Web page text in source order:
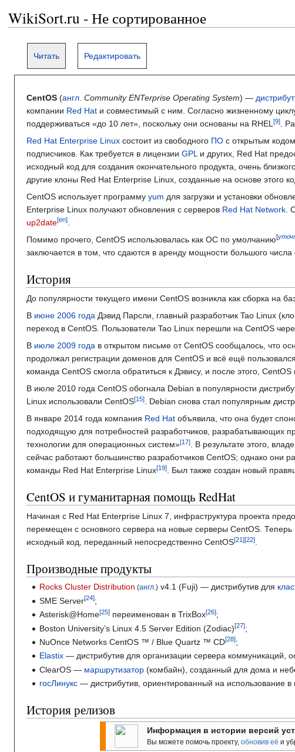
WikiSort.ru - Не сортированное
Читать Редактировать
CentOS (англ. Community ENTerprise Operating System) —
компании Red Hat и совместимый с ним. Согласно жизненному
поддерживаться «до 10 лет», поскольку они основаны на RHEL
.
Red Hat Enterprise Linux состоит из свободного ПО с открытым
подписчиков. Как требуется в лицензии GPL и других, Red Hat
исходный код для создания окончательного продукта, очень
другие клоны Red Hat Enterprise Linux, созданные на основе этого
CentOS использует программу yum для загрузки и установки
Enterprise Linux получают обновления с серверов Red Hat Network .
up2date[en]
Помимо прочего, CentOS использовалась как ОС по умолчанию[
заключается в том, что сдаются в аренду мощности большого числа
История
До популярности текущего имени CentOS возникла как сборка на
В июне 2006 года Дэвид Парсли, главный разработчик Tao Linux
переход в CentOS. Пользователи Tao Linux перешли на CentOS
В июле 2009 года в открытом письме от CentOS сообщалось, что
продолжал регистрации доменов для CentOS и всё ещё
команда CentOS смогла обратиться к Дэвису, и после этого,
В июле 2010 года CentOS обогнала Debian в популярности
Linux использовали CentOS
. Debian снова стал популярным
В январе 2014 года компания Red Hat объявила, что она будет
подходящую для потребностей разработчиков, разрабатывающих
технологии для операционных систем»
. В результате этого,
сейчас работают большинство разработчиков CentOS; однако они
команды Red Hat Enterprise Linux
. Был также создан новый
CentOS и гуманитарная помощь RedHat
Начиная с Red Hat Enterprise Linux 7, инфраструктура проекта
перемещен с основного сервера на новые серверы CentOS. Теперь
исходный код, переданный непосредственно CentOS
Производные продукты
Rocks Cluster Distribution (англ.) v4.1 (Fuji) — дистрибутив для
SME Server
;
Asterisk@Home
переименован в TrixBox
;
Boston University’s Linux 4.5 Server Edition (Zodiac)
;
NuOnce Networks CentOS ™ / Blue Quartz ™ CD
;
Elastix — дистрибутив для организации сервера коммуникаций,
ClearOS — маршрутизатор (комбайн), созданный для дома и
госЛинукс — дистрибутив, ориентированный на использование
История релизов
Информация в истории версий
Вы можете помочь проекту,обновив её и